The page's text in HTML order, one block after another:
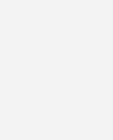
zu tragen. Die
sein und
Bedingungen zur Erreichung des
Neubau und Bestand
betrieben werden, erfüllen die
von Holz und Pellets sind
Transformationspläne
und Betreiber einen